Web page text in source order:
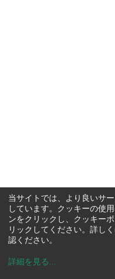
当サイトでは、より良いサ
しています。クッキーの使
ンをクリックし、クッキー
リックしてください。詳し
認ください。
詳細を見る ...